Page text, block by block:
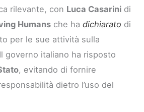
rilevante, con Luca Casarini di
Humans che hadichiarato di
per le sue attività sulla
governo italiano ha risposto
, evitando di fornire
dietro l’uso del